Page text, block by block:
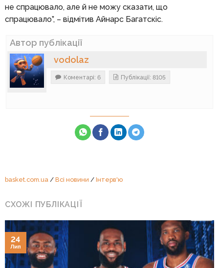
не спрацювало, але й не можу сказати, що
спрацювало”, – відмітив Айнарс Багатскіс.
Автор публікації
vodolaz
Коментарі: 6 Публікації: 8105
basket.com.ua / Всі новини / Інтерв'ю
СХОЖІ ПУБЛІКАЦІЇ
24
Лип